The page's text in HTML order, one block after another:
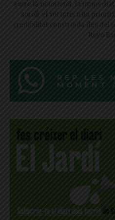
entre la notorietat, la
soroll, el vot intern ha
credibilitat construïda des del
Royo
REP LES
MOMENT